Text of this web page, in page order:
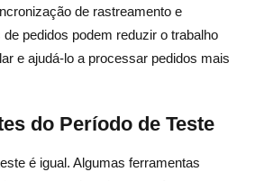
de rastreamento e
pedidos podem reduzir o trabalho
e ajudá-lo a processar pedidos mais
do Período de Teste
é igual. Algumas ferramentas